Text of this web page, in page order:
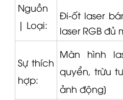
Nguồn
| Loại:
Đi-ốt laser
laser RGB đủ
Sự thích
hợp:
Màn hình
quyển, trừu
ảnh động]